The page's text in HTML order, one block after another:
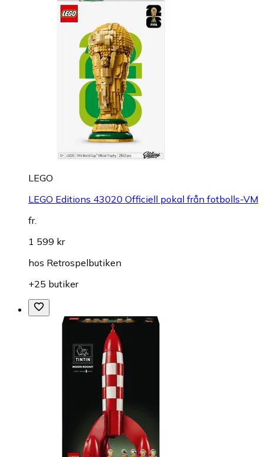
LEGO
LEGO Editions 43020 Officiell pokal från fotbolls-VM
fr.
1 599 kr
hos Retrospelbutiken
+25 butiker